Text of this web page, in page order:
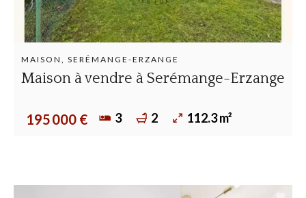
MAISON, SERÉMANGE-ERZANGE
Maison à vendre à Serémange-Erzange
195 000 € 3 2 112.3 m²